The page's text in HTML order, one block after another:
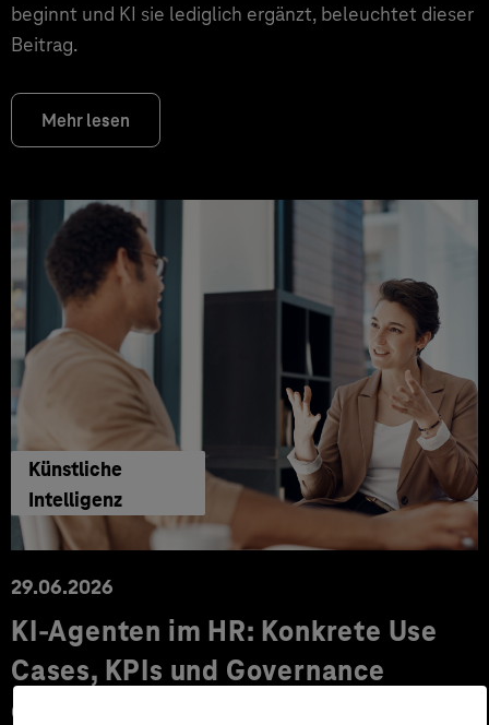
beginnt und KI sie lediglich ergänzt, beleuchtet dieser
Beitrag.
Mehr lesen
Künstliche
Intelligenz
29.06.2026
KI‑Agenten im HR: Konkrete Use
Cases, KPIs und Governance
entlang der Employee Journey